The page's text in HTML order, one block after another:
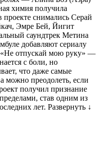
химия получила
снимались Серай
Эмре Бей, Йигит
саундтрек Метина
добавляют сериалу
«Не отпускай мою руку» —
с боли, но
что даже самые
можно преодолеть, если
получил признание
став одним из
лет. Развернуть ↓